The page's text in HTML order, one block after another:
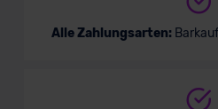
Alle Zahlungsarten: